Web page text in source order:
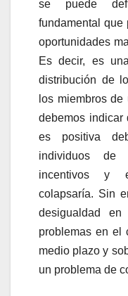
se puede
fundamental que
oportunidades
Es decir, es
distribución de
los miembros
debemos indicar
es positiva
individuos de
incentivos y
colapsaría. Sin
desigualdad
problemas en el
medio plazo y
un problema de